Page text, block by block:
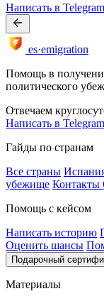
Написать в Telegram
es·emigration
Помощь в
политического
Отвечаем
Написать в Telegram
Гайды по странам
Все страны
убежище Контакты
Помощь с кейсом
Написать историю
Оценить шансы
Подарочный
Материалы